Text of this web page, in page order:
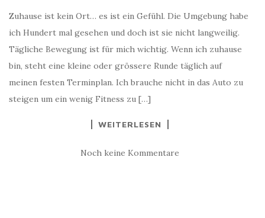
Zuhause ist kein Ort… es ist ein Gefühl. Die Umgebung habe
ich Hundert mal gesehen und doch ist sie nicht langweilig.
Tägliche Bewegung ist für mich wichtig. Wenn ich zuhause
bin, steht eine kleine oder grössere Runde täglich auf
meinen festen Terminplan. Ich brauche nicht in das Auto zu
steigen um ein wenig Fitness zu […]
WEITERLESEN
Noch keine Kommentare